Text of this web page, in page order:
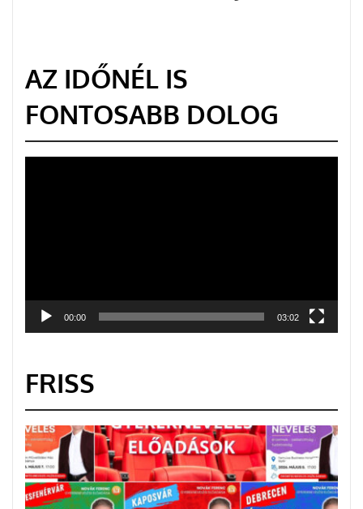
AZ IDŐNÉL IS
FONTOSABB DOLOG
00:00 03:02
FRISS